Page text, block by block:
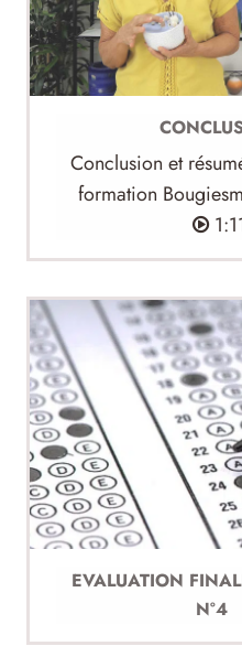
Conclusion et
formation
EVALUATION
N°4